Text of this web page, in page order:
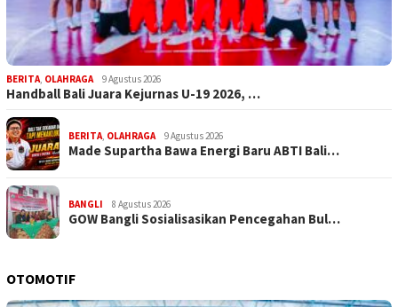
BERITA, OLAHRAGA 9 Agustus 2026
Handball Bali Juara Kejurnas U-19 2026, …
BERITA, OLAHRAGA 9 Agustus 2026
Made Supartha Bawa Energi Baru ABTI Bali…
BANGLI 8 Agustus 2026
GOW Bangli Sosialisasikan Pencegahan Bul…
OTOMOTIF